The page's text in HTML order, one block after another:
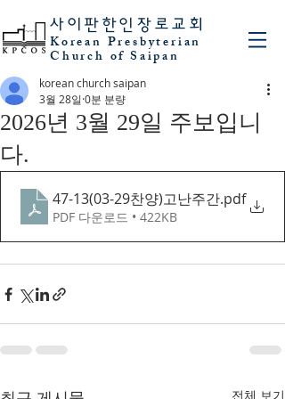
사이판 한인장로교회
Korean Presbyterian
Church of Saipan
2026년 3월 29일 주보입니
다.
korean church saipan
3월 28일 0분 분량
47-13(03-29찬양)고난주간.pdf
PDF 다운로드 • 422KB
전체 보기